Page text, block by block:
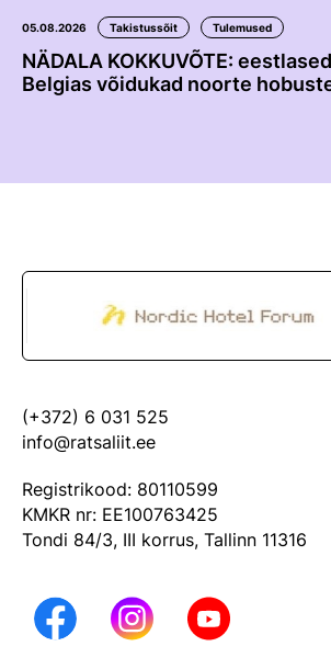
05.08.2026 Takistussõit Tulemused
NÄDALA KOKKUVÕTE:
Belgias võidukad noorte
(+372) 6 031 525
info@ratsaliit.ee
Registrikood: 80110599
KMKR nr: EE100763425
Tondi 84/3, III korrus, Tallinn 11316